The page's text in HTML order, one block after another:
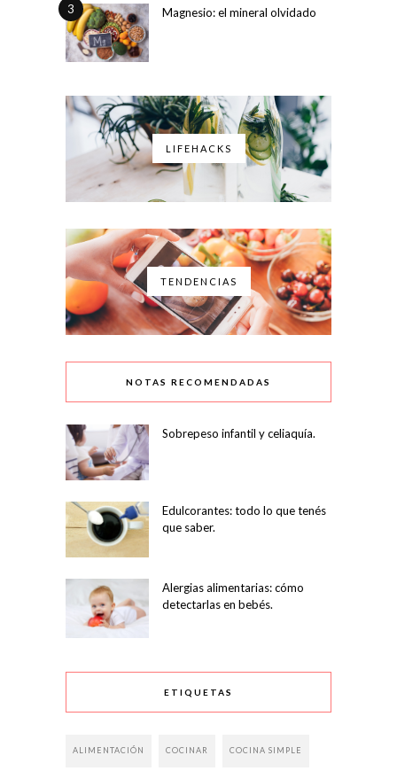
3 Magnesio: el mineral olvidado
LIFEHACKS
TENDENCIAS
NOTAS RECOMENDADAS
Sobrepeso infantil y celiaquía.
Edulcorantes: todo lo que tenés
que saber.
Alergias alimentarias: cómo
detectarlas en bebés.
ETIQUETAS
ALIMENTACIÓN COCINAR COCINA SIMPLE